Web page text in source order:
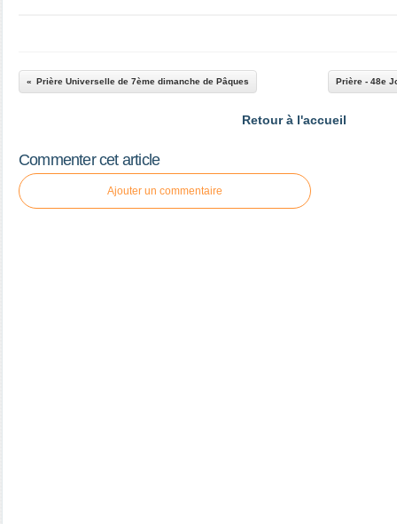
Prière Universelle de 7ème dimanche de Pâques Prière - 48e
Retour à l'accueil
Commenter cet article
Ajouter un commentaire